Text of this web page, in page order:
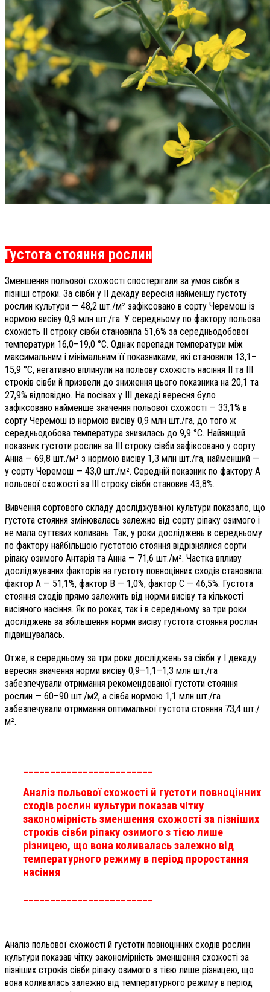
Густота стояння рослин
Зменшення польової схожості спостерігали за умов сівби в
пізніші строки. За сівби у ІІ декаду вересня найменшу густоту
рослин культури — 48,2 шт./м² зафіксовано в сорту Черемош із
нормою висіву 0,9 млн шт./га. У середньому по фактору польова
схожість ІІ строку сівби становила 51,6% за середньодобової
температури 16,0–19,0 °С. Однак перепади температури між
максимальним і мінімальним її показниками, які становили 13,1–
15,9 °С, негативно вплинули на польову схожість насіння ІІ та ІІІ
строків сівби й призвели до зниження цього показника на 20,1 та
27,9% відповідно. На посівах у ІІІ декаді вересня було
зафіксовано найменше значення польової схожості — 33,1% в
сорту Черемош із нормою висіву 0,9 млн шт./га, до того ж
середньодобова температура знизилась до 9,9 °С. Найвищий
показник густоти рослин за ІІІ строку сівби зафіксовано у сорту
Анна — 69,8 шт./м² з нормою висіву 1,3 млн шт./га, найменший —
у сорту Черемош — 43,0 шт./м². Середній показник по фактору А
польової схожості за ІІІ строку сівби становив 43,8%.
Вивчення сортового складу досліджуваної культури показало, що
густота стояння змінювалась залежно від сорту ріпаку озимого і
не мала суттєвих коливань. Так, у роки досліджень в середньому
по фактору найбільшою густотою стояння відрізнялися сорти
ріпаку озимого Антарія та Анна — 71,6 шт./м². Частка впливу
досліджуваних факторів на густоту повноцінних сходів становила:
фактор А — 51,1%, фактор В — 1,0%, фактор С — 46,5%. Густота
стояння сходів прямо залежить від норми висіву та кількості
висіяного насіння. Як по роках, так і в середньому за три роки
досліджень за збільшення норми висіву густота стояння рослин
підвищувалась.
Отже, в середньому за три роки досліджень за сівби у І декаду
вересня значення норми висіву 0,9–1,1–1,3 млн шт./га
забезпечували отримання рекомендованої густоти стояння
рослин — 60–90 шт./м2, а сівба нормою 1,1 млн шт./га
забезпечували отримання оптимальної густоти стояння 73,4 шт./
м².
________________________
Аналіз польової схожості й густоти повноцінних
сходів рослин культури показав чітку
закономірність зменшення схожості за пізніших
строків сівби ріпаку озимого з тією лише
різницею, що вона коливалась залежно від
температурного режиму в період проростання
насіння
________________________
Аналіз польової схожості й густоти повноцінних сходів рослин
культури показав чітку закономірність зменшення схожості за
пізніших строків сівби ріпаку озимого з тією лише різницею, що
вона коливалась залежно від температурного режиму в період